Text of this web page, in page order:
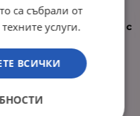
клавиатура с
са събрали от
услуги.
ВСИЧКИ